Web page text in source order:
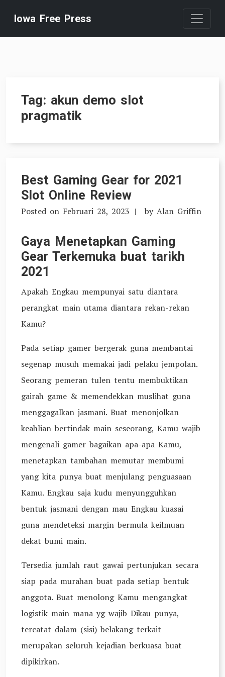
content
Iowa Free Press
Tag: akun demo slot
pragmatik
Best Gaming Gear for 2021
Slot Online Review
Posted on Februari 28, 2023 by Alan Griffin
Gaya Menetapkan Gaming
Gear Terkemuka buat tarikh
2021
Apakah Engkau mempunyai satu diantara
perangkat main utama diantara rekan-rekan
Kamu?
Pada setiap gamer bergerak guna membantai
segenap musuh memakai jadi pelaku jempolan.
Seorang pemeran tulen tentu membuktikan
gairah game & memendekkan muslihat guna
menggagalkan jasmani. Buat menonjolkan
keahlian bertindak main seseorang, Kamu wajib
mengenali gamer bagaikan apa-apa Kamu,
menetapkan tambahan memutar membumi
yang kita punya buat menjulang penguasaan
Kamu. Engkau saja kudu menyungguhkan
bentuk jasmani dengan mau Engkau kuasai
guna mendeteksi margin bermula keilmuan
dekat bumi main.
Tersedia jumlah raut gawai pertunjukan secara
siap pada murahan buat pada setiap bentuk
anggota. Buat menolong Kamu mengangkat
logistik main mana yg wajib Dikau punya,
tercatat dalam (sisi) belakang terkait
merupakan seluruh kejadian berkuasa buat
dipikirkan.